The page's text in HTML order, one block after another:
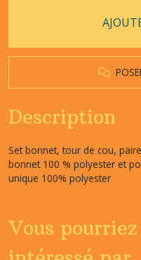
Description
Set bonnet, tour de cou,
bonnet 100 % polyester et
unique 100% polyester
Vous